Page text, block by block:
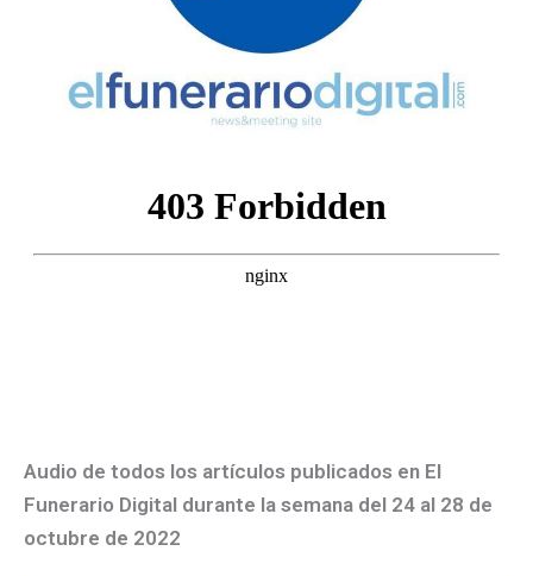
Audio de todos los artículos publicados en El
Funerario Digital durante la semana del 24 al 28 de
octubre de 2022